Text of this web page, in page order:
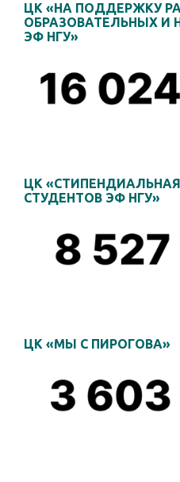
ЦК «НА ПОДДЕРЖКУ
ОБРАЗОВАТЕЛЬНЫХ И
ЭФ НГУ»
ЦК
СТУДЕНТОВ ЭФ НГУ»
ЦК «МЫ С ПИРОГОВА»